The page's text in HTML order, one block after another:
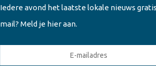
Iedere avond het laatste lokale nieuws
mail? Meld je hier aan.